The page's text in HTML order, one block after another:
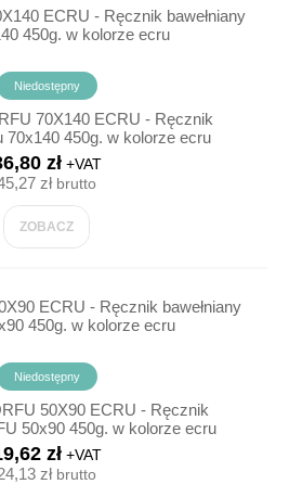
ECRU - Ręcznik bawełniany
450g. w kolorze ecru
Niedostępny
zł+VAT
złbrutto
ZOBACZ
ECRU - Ręcznik bawełniany
450g. w kolorze ecru
Niedostępny
zł+VAT
złbrutto